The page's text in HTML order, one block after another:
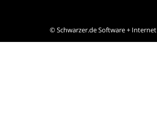
©Schwarzer.de Software +